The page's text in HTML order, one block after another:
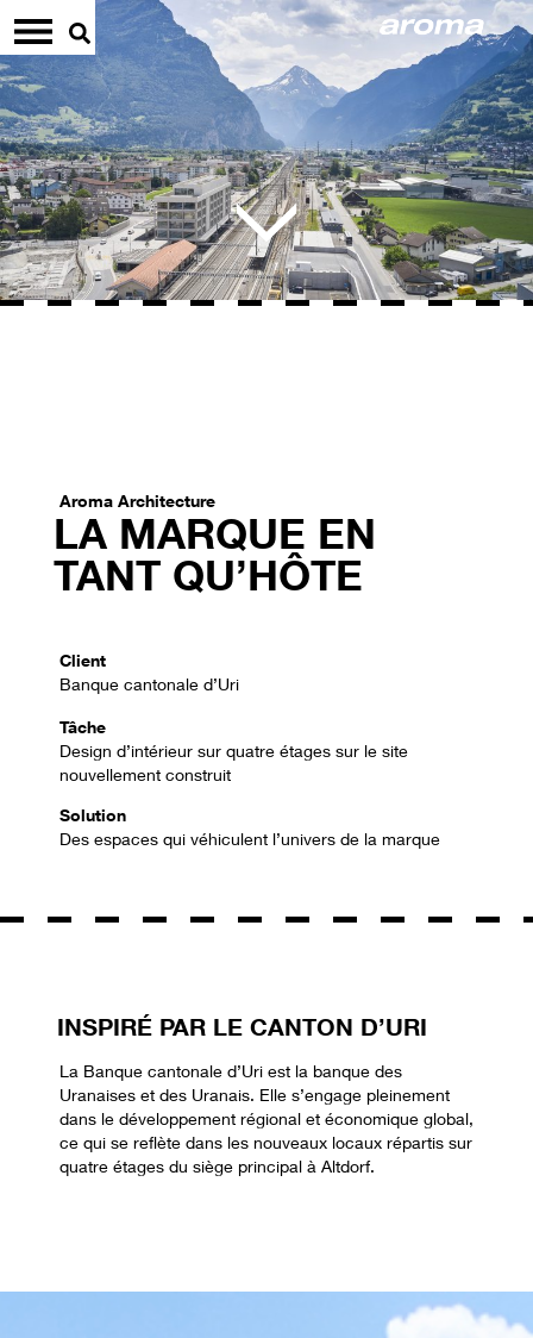
Aroma Architecture
LA MARQUE EN
TANT QU’HÔTE
Client
Banque cantonale d’Uri
Tâche
Design d’intérieur sur quatre étages sur le site
nouvellement construit
Solution
Des espaces qui véhiculent l’univers de la marque
INSPIRÉ PAR LE CANTON D’URI
La Banque cantonale d’Uri est la banque des
Uranaises et des Uranais. Elle s’engage pleinement
dans le développement régional et économique global,
ce qui se reflète dans les nouveaux locaux répartis sur
quatre étages du siège principal à Altdorf.